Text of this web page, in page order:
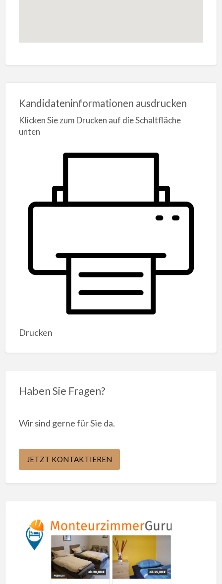
Kandidateninformationen ausdrucken
Klicken Sie zum Drucken auf die Schaltfläche
unten
Drucken
Haben Sie Fragen?
Wir sind gerne für Sie da.
JETZT KONTAKTIEREN